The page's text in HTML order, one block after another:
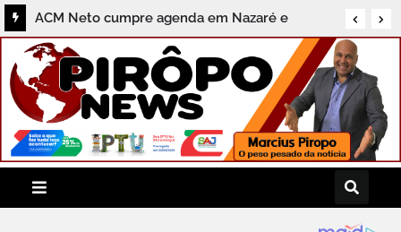
ACM Neto cumpre agenda em Nazaré e
destaca compromissos com a região do
Recôncavo durante coletiva ao Pirôpo News